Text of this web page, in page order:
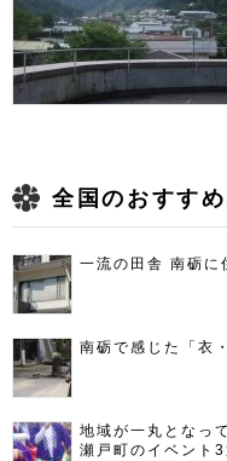
全国のおすす
一流の田舎 南砺に
南砺で感じた「衣
地域が一丸となっ
瀬戸町のイベント3